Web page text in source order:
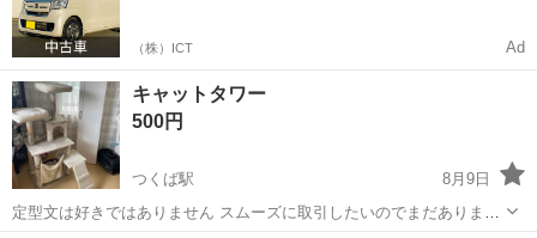
（株）ICT Ad
キャットタワー
500円
つくば駅
8月9日
定型文は好きではありません スムーズに取引したいのでまだあります